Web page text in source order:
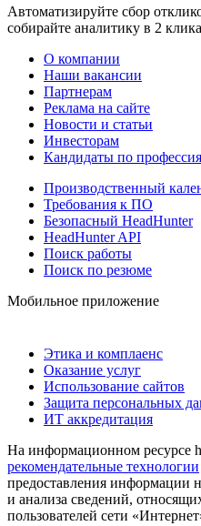
Автоматизируйте сбор
собирайте аналитику в 2 клика
О компании
Наши вакансии
Партнерам
Реклама на сайте
Новости и статьи
Инвесторам
Кандидаты по
Производственный
Требования к ПО
Безопасный HeadHunter
HeadHunter API
Поиск работы
Поиск по резюме
Мобильное приложение
Этика и комплаенс
Оказание услуг
Использование сайтов
Защита персональных
ИТ аккредитация
На информационном ресурсе
рекомендательные технологии
предоставления информации
и анализа сведений,
пользователей сети